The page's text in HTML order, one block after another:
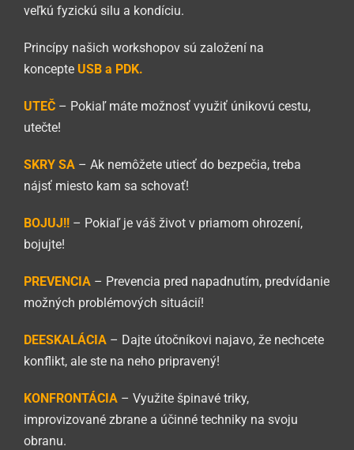
veľkú fyzickú silu a kondíciu.
Princípy našich workshopov sú založení na
koncepte USB a PDK.
UTEČ– Pokiaľ máte možnosť využiť únikovú cestu,
utečte!
SKRY SA– Ak nemôžete utiecť do bezpečia, treba
nájsť miesto kam sa schovať!
BOJUJ!! – Pokiaľ je váš život v priamom ohrození,
bojujte!
PREVENCIA– Prevencia pred napadnutím, predvídanie
možných problémových situácií!
DEESKALÁCIA– Dajte útočníkovi najavo, že nechcete
konflikt, ale ste na neho pripravený!
KONFRONTÁCIA– Využite špinavé triky,
improvizované zbrane a účinné techniky na svoju
obranu.